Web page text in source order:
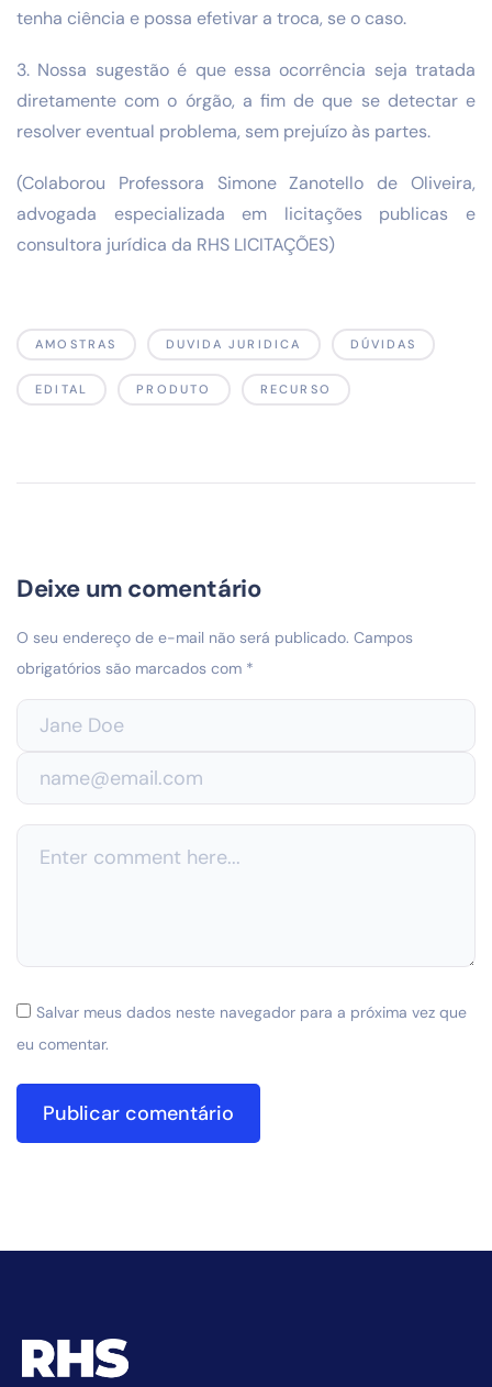
tenha ciência e possa efetivar a troca, se o caso.
3. Nossa sugestão é que essa ocorrência seja tratada
diretamente com o órgão, a fim de que se detectar e
resolver eventual problema, sem prejuízo às partes.
(Colaborou Professora Simone Zanotello de Oliveira,
advogada especializada em licitações publicas e
consultora jurídica da RHS LICITAÇÕES)
AMOSTRAS DUVIDA JURIDICA DÚVIDAS
EDITAL PRODUTO RECURSO
Deixe um comentário
O seu endereço de e-mail não será publicado. Campos
obrigatórios são marcados com *
Salvar meus dados neste navegador para a próxima vez que
eu comentar.